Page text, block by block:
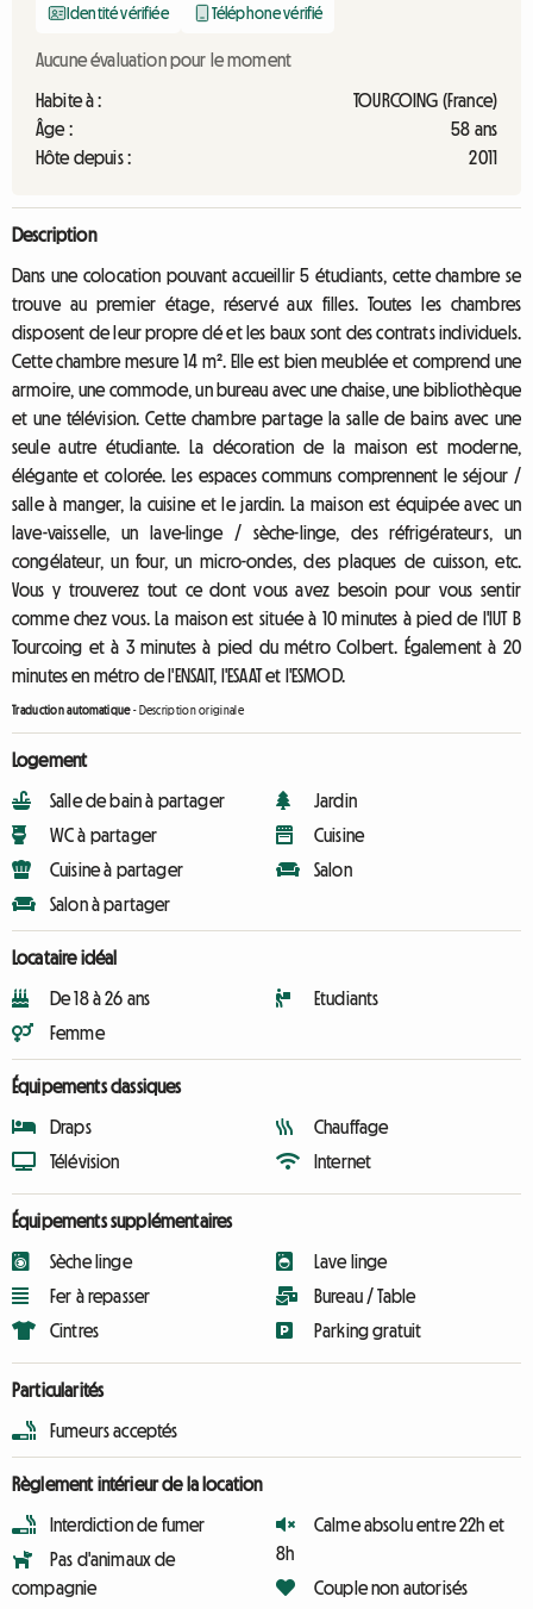
Identité vérifiée Téléphone vérifié
Aucune évaluation pour le moment
Habite à :
TOURCOING (France)
Âge :
58 ans
Hôte depuis :
2011
Description
Dans une colocation pouvant accueillir 5 étudiants, cette chambre se
trouve au premier étage, réservé aux filles. Toutes les chambres
disposent de leur propre clé et les baux sont des contrats individuels.
Cette chambre mesure 14 m². Elle est bien meublée et comprend une
armoire, une commode, un bureau avec une chaise, une bibliothèque
et une télévision. Cette chambre partage la salle de bains avec une
seule autre étudiante. La décoration de la maison est moderne,
élégante et colorée. Les espaces communs comprennent le séjour /
salle à manger, la cuisine et le jardin. La maison est équipée avec un
lave-vaisselle, un lave-linge / sèche-linge, des réfrigérateurs, un
congélateur, un four, un micro-ondes, des plaques de cuisson, etc.
Vous y trouverez tout ce dont vous avez besoin pour vous sentir
comme chez vous. La maison est située à 10 minutes à pied de l'IUT B
Tourcoing et à 3 minutes à pied du métro Colbert. Également à 20
minutes en métro de l'ENSAIT, l'ESAAT et l'ESMOD.
Traduction automatique- Description originale
Logement
Salle de bain à partager
WC à partager
Cuisine à partager
Salon à partager
Jardin
Cuisine
Salon
Locataire idéal
De 18 à 26 ans
Femme
Etudiants
Équipements classiques
Draps
Télévision
Chauffage
Internet
Équipements supplémentaires
Sèche linge
Fer à repasser
Cintres
Lave linge
Bureau / Table
Parking gratuit
Particularités
Fumeurs acceptés
Règlement intérieur de la location
Interdiction de fumer
Pas d'animaux de
compagnie
Calme absolu entre 22h et
8h
Couple non autorisés